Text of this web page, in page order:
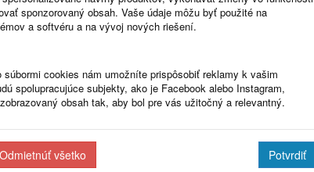
sponzorovaný obsah. Vaše údaje môžu byť použité na
a softvéru a na vývoj nových riešení.
cookies nám umožníte prispôsobiť reklamy k vašim
spolupracujúce subjekty, ako je Facebook alebo Instagram,
obsah tak, aby bol pre vás užitočný a relevantný.
Odmietnúť všetko Potvrdiť